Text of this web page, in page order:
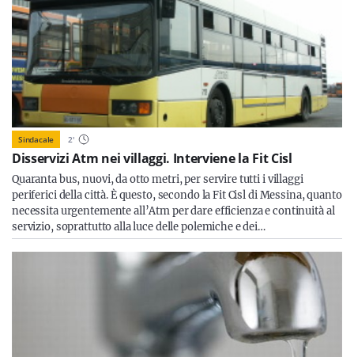
Iscriviti
Sindacale 2'
Disservizi Atm nei villaggi. Interviene la Fit Cisl
Quaranta bus, nuovi, da otto metri, per servire tutti i villaggi
periferici della città. È questo, secondo la Fit Cisl di Messina, quanto
necessita urgentemente all’Atm per dare efficienza e continuità al
servizio, soprattutto alla luce delle polemiche e dei…